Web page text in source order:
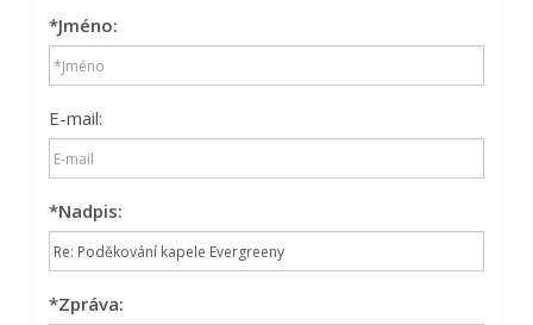
*Jméno:
E-mail:
*Nadpis:
*Zpráva: